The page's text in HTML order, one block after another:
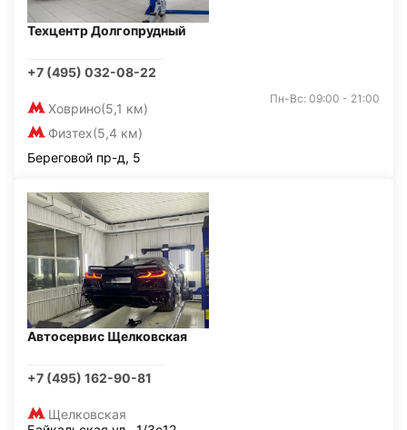
Техцентр Долгопрудный
+7 (495) 032-08-22
Ховрино(5,1 км)
Физтех(5,4 км)
Пн-Вс: 09:00 - 21:00
Береговой пр-д, 5
Автосервис Щелковская
+7 (495) 162-90-81
Щелковская